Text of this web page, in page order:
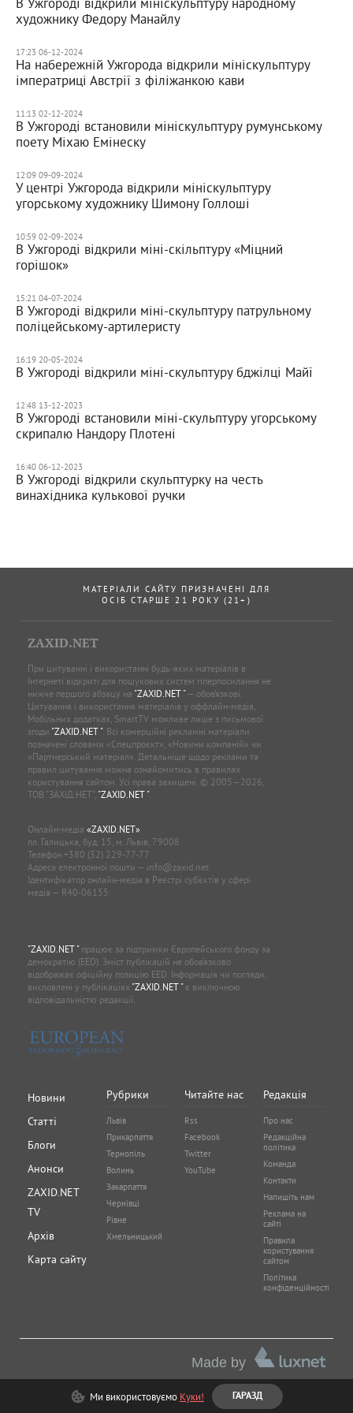
художнику Федору Манайлу
17:23 06-12-2024
На набережній Ужгорода відкрили мініскульптуру
імператриці Австрії з філіжанкою кави
11:13 02-12-2024
В Ужгороді встановили мініскульптуру румунському
поету Міхаю Емінеску
12:09 09-09-2024
У центрі Ужгорода відкрили мініскульптуру
угорському художнику Шимону Голлоші
10:59 02-09-2024
В Ужгороді відкрили міні-скільптуру «Міцний
горішок»
15:21 04-07-2024
В Ужгороді відкрили міні-скульптуру патрульному
поліцейському-артилеристу
16:19 20-05-2024
В Ужгороді відкрили міні-скульптуру бджілці Майї
12:48 13-12-2023
В Ужгороді встановили міні-скульптуру угорському
скрипалю Нандору Плотені
16:40 06-12-2023
В Ужгороді відкрили скульптурку на честь
винахідника кулькової ручки
МАТЕРІАЛИ САЙТУ ПРИЗНАЧЕНІ ДЛЯ
ОСІБ СТАРШЕ 21 РОКУ (21+)
ZAXID.NET
При цитуванні і використанні будь-яких матеріалів в
Інтернеті відкриті для пошукових систем гіперпосилання не
нижче першого абзацу на "ZAXID.NET "— обов’язкові.
Цитування і використання матеріалів у оффлайн-медіа,
Мобільних додатках, SmartTV можливе лише з письмової
згоди "ZAXID.NET ". Всі комерційні рекламні матеріали
позначені словами «Спецпроєкт», «Новини компаній» чи
«Партнерський матеріал». Детальніше щодо реклами та
правил цитування можна ознайомитись в правилах
користування сайтом. Усі права захищені. © 2005—2026,
ТОВ “ЗАХІД.НЕТ”, "ZAXID.NET ".
Онлайн-медіа «ZAXID.NET»
пл. Галицька, буд. 15, м. Львів, 79008
Телефон +380 (32) 229-77-77
Адреса електронної пошти — info@zaxid.net
Ідентифікатор онлайн-медіа в Реєстрі суб'єктів у сфері
медіа — R40-06155
"ZAXID.NET "працює за підтримки Європейського фонду за
демократію (EED). Зміст публікацій не обов’язково
відображає офіційну позицію EED. Інформація чи погляди,
висловлені у публікаціях "ZAXID.NET "є виключною
відповідальністю редакції.
Новини
Статті
Блоги
Анонси
ZAXID.NET
TV
Архів
Карта сайту
Рубрики
Львів
Прикарпаття
Тернопіль
Волинь
Закарпаття
Чернівці
Рівне
Хмельницький
Читайте нас
Rss
Facebook
Twitter
YouTube
Редакція
Про нас
Редакційна
політика
Команда
Контакти
Напишіть нам
Реклама на
сайті
Правила
користування
сайтом
Політика
конфіденційності
Made by
Ми використовуємо Куки! ГАРАЗД